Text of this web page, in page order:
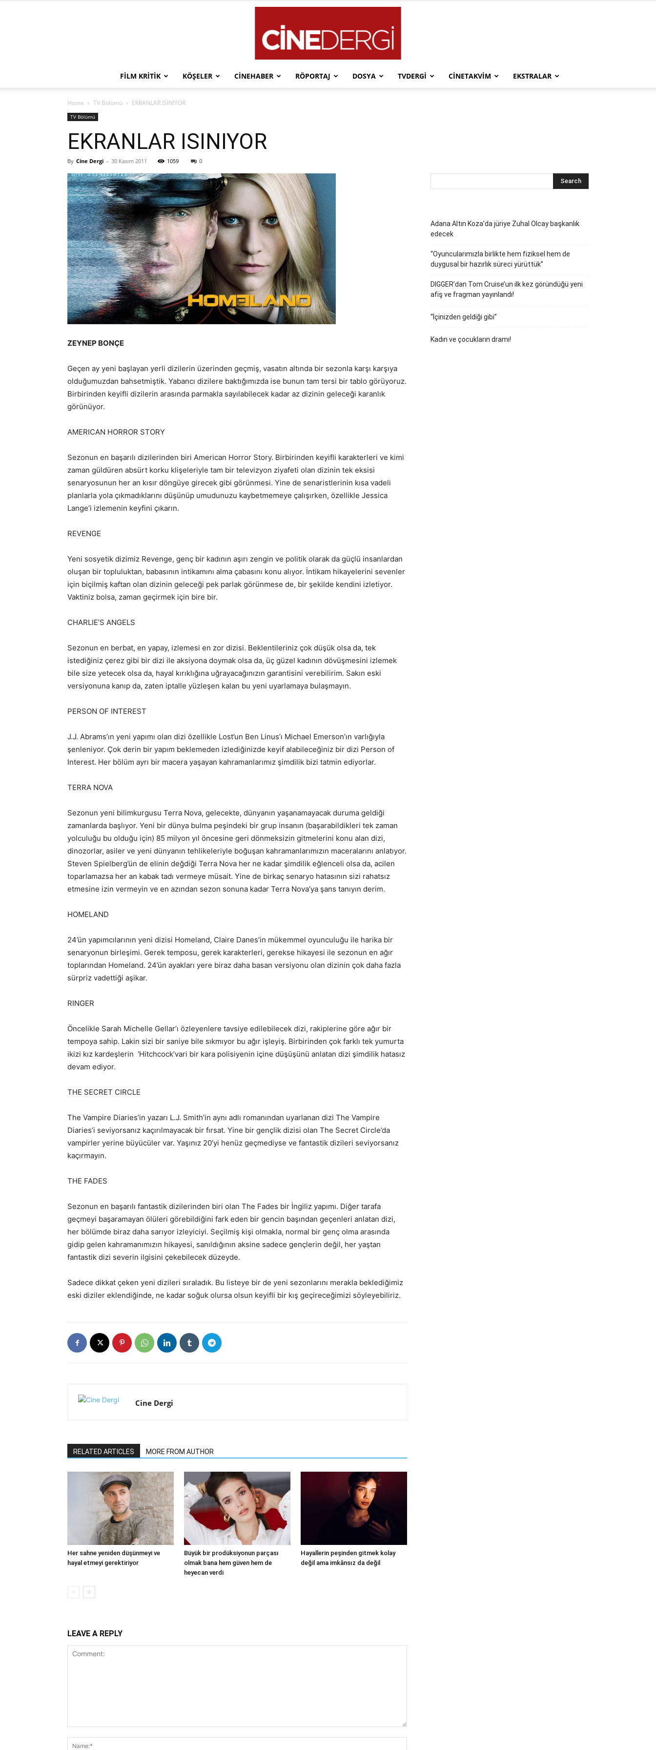
FILM KRITIK KÖŞELER CINEHABER RÖPORTAJ DOSYA TVDERGI CINETAKVIM EKSTRALAR
Home TV Bölümü EKRANLAR ISINIYOR
TV Bölümü
EKRANLAR ISINIYOR
By Cine Dergi - 30 Kasım 2011 1059 0
ZEYNEP BONÇE
Geçen ay yeni başlayan yerli dizilerin üzerinden geçmiş, vasatın altında bir sezonla karşı karşıya
olduğumuzdan bahsetmiştik. Yabancı dizilere baktığımızda ise bunun tam tersi bir tablo görüyoruz.
Birbirinden keyifli dizilerin arasında parmakla sayılabilecek kadar az dizinin geleceği karanlık
görünüyor.
AMERICAN HORROR STORY
Sezonun en başarılı dizilerinden biri American Horror Story. Birbirinden keyifli karakterleri ve kimi
zaman güldüren absürt korku klişeleriyle tam bir televizyon ziyafeti olan dizinin tek eksisi
senaryosunun her an kısır döngüye girecek gibi görünmesi. Yine de senaristlerinin kısa vadeli
planlarla yola çıkmadıklarını düşünüp umudunuzu kaybetmemeye çalışırken, özellikle Jessica
Lange’i izlemenin keyfini çıkarın.
REVENGE
Yeni sosyetik dizimiz Revenge, genç bir kadının aşırı zengin ve politik olarak da güçlü insanlardan
oluşan bir topluluktan, babasının intikamını alma çabasını konu alıyor. İntikam hikayelerini sevenler
için biçilmiş kaftan olan dizinin geleceği pek parlak görünmese de, bir şekilde kendini izletiyor.
Vaktiniz bolsa, zaman geçirmek için bire bir.
CHARLIE’S ANGELS
Sezonun en berbat, en yapay, izlemesi en zor dizisi. Beklentileriniz çok düşük olsa da, tek
istediğiniz çerez gibi bir dizi ile aksiyona doymak olsa da, üç güzel kadının dövüşmesini izlemek
bile size yetecek olsa da, hayal kırıklığına uğrayacağınızın garantisini verebilirim. Sakın eski
versiyonuna kanıp da, zaten iptalle yüzleşen kalan bu yeni uyarlamaya bulaşmayın.
PERSON OF INTEREST
J.J. Abrams’ın yeni yapımı olan dizi özellikle Lost’un Ben Linus’ı Michael Emerson’ın varlığıyla
şenleniyor. Çok derin bir yapım beklemeden izlediğinizde keyif alabileceğiniz bir dizi Person of
Interest. Her bölüm ayrı bir macera yaşayan kahramanlarımız şimdilik bizi tatmin ediyorlar.
TERRA NOVA
Sezonun yeni bilimkurgusu Terra Nova, gelecekte, dünyanın yaşanamayacak duruma geldiği
zamanlarda başlıyor. Yeni bir dünya bulma peşindeki bir grup insanın (başarabildikleri tek zaman
yolculuğu bu olduğu için) 85 milyon yıl öncesine geri dönmeksizin gitmelerini konu alan dizi,
dinozorlar, asiler ve yeni dünyanın tehlikeleriyle boğuşan kahramanlarımızın maceralarını anlatıyor.
Steven Spielberg’ün de elinin değdiği Terra Nova her ne kadar şimdilik eğlenceli olsa da, acilen
toparlamazsa her an kabak tadı vermeye müsait. Yine de birkaç senaryo hatasının sizi rahatsız
etmesine izin vermeyin ve en azından sezon sonuna kadar Terra Nova’ya şans tanıyın derim.
HOMELAND
24’ün yapımcılarının yeni dizisi Homeland, Claire Danes’in mükemmel oyunculuğu ile harika bir
senaryonun birleşimi. Gerek temposu, gerek karakterleri, gerekse hikayesi ile sezonun en ağır
toplarından Homeland. 24’ün ayakları yere biraz daha basan versiyonu olan dizinin çok daha fazla
sürpriz vadettiği aşikar.
RINGER
Öncelikle Sarah Michelle Gellar’ı özleyenlere tavsiye edilebilecek dizi, rakiplerine göre ağır bir
tempoya sahip. Lakin sizi bir saniye bile sıkmıyor bu ağır işleyiş. Birbirinden çok farklı tek yumurta
ikizi kız kardeşlerin ‘Hitchcock’vari bir kara polisiyenin içine düşüşünü anlatan dizi şimdilik hatasız
devam ediyor.
THE SECRET CIRCLE
The Vampire Diaries’in yazarı L.J. Smith’in aynı adlı romanından uyarlanan dizi The Vampire
Diaries’i seviyorsanız kaçırılmayacak bir fırsat. Yine bir gençlik dizisi olan The Secret Circle’da
vampirler yerine büyücüler var. Yaşınız 20’yi henüz geçmediyse ve fantastik dizileri seviyorsanız
kaçırmayın.
THE FADES
Sezonun en başarılı fantastik dizilerinden biri olan The Fades bir İngiliz yapımı. Diğer tarafa
geçmeyi başaramayan ölüleri görebildiğini fark eden bir gencin başından geçenleri anlatan dizi,
her bölümde biraz daha sarıyor izleyiciyi. Seçilmiş kişi olmakla, normal bir genç olma arasında
gidip gelen kahramanımızın hikayesi, sanıldığının aksine sadece gençlerin değil, her yaştan
fantastik dizi severin ilgisini çekebilecek düzeyde.
Sadece dikkat çeken yeni dizileri sıraladık. Bu listeye bir de yeni sezonlarını merakla beklediğimiz
eski diziler eklendiğinde, ne kadar soğuk olursa olsun keyifli bir kış geçireceğimizi söyleyebiliriz.
Cine Dergi
RELATED ARTICLES MORE FROM AUTHOR
Her sahne yeniden düşünmeyi ve
hayal etmeyi gerektiriyor
Büyük bir prodüksiyonun parçası
olmak bana hem güven hem de
heyecan verdi
Hayallerin peşinden gitmek kolay
değil ama imkânsız da değil
LEAVE A REPLY
Adana Altın Koza’da jüriye Zuhal Olcay başkanlık
edecek
“Oyuncularımızla birlikte hem fiziksel hem de
duygusal bir hazırlık süreci yürüttük”
DIGGER’dan Tom Cruise’un ilk kez göründüğü yeni
afiş ve fragman yayınlandı!
“İçinizden geldiği gibi”
Kadın ve çocukların dramı!